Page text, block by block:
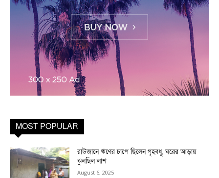
MOST POPULAR
রাউজানে ঋণের চাপে ছিলেন গৃহবধূ, ঘরের আড়ায়
ঝুলছিল লাশ
August 6, 2025